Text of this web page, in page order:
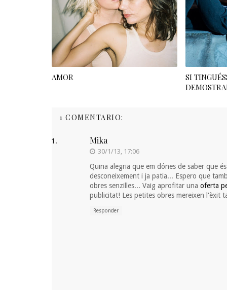
AMOR
SI
1 COMENTARIO:
Mika
30/1/13, 17:06
Quina alegria que em dónes de saber que
desconeixement i ja patia... Espero que
obres senzilles... Vaig aprofitar una oferta
publicitat! Les petites obres mereixen l'èxit
Responder